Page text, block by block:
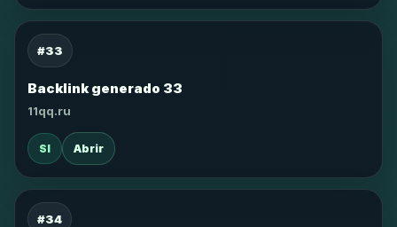
#33
Backlink generado 33
11qq.ru
SI Abrir
#34